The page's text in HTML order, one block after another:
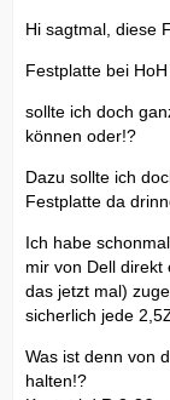
Hi sagtmal, diese
Festplatte bei HoH
sollte ich doch
können oder!?
Dazu sollte ich
Festplatte da
Ich habe
mir von Dell direkt
das jetzt mal)
sicherlich jede
Was ist denn von
halten!?